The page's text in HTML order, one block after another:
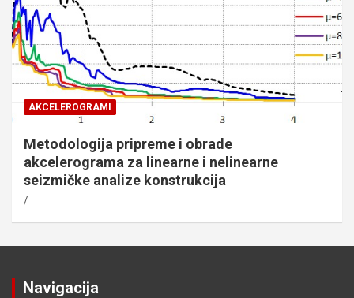
AKCELEROGRAMI
Metodologija pripreme i obrade
akcelerograma za linearne i nelinearne
seizmičke analize konstrukcija
Navigacija